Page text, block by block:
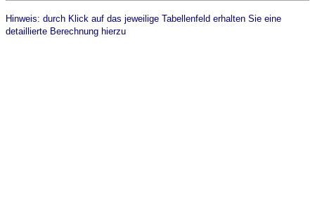
Hinweis: durch Klick auf das jeweilige Tabellenfeld erhalten Sie eine
detaillierte Berechnung hierzu